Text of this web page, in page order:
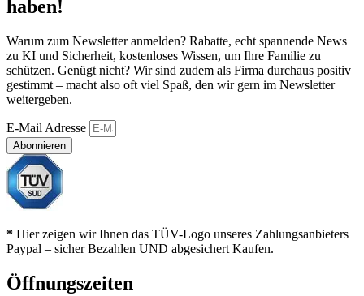
haben!
Warum zum Newsletter anmelden? Rabatte, echt spannende News
zu KI und Sicherheit, kostenloses Wissen, um Ihre Familie zu
schützen. Genügt nicht? Wir sind zudem als Firma durchaus positiv
gestimmt – macht also oft viel Spaß, den wir gern im Newsletter
weitergeben.
E-Mail Adresse
Abonnieren
* Hier zeigen wir Ihnen das TÜV-Logo unseres Zahlungsanbieters
Paypal – sicher Bezahlen UND abgesichert Kaufen.
Öffnungszeiten